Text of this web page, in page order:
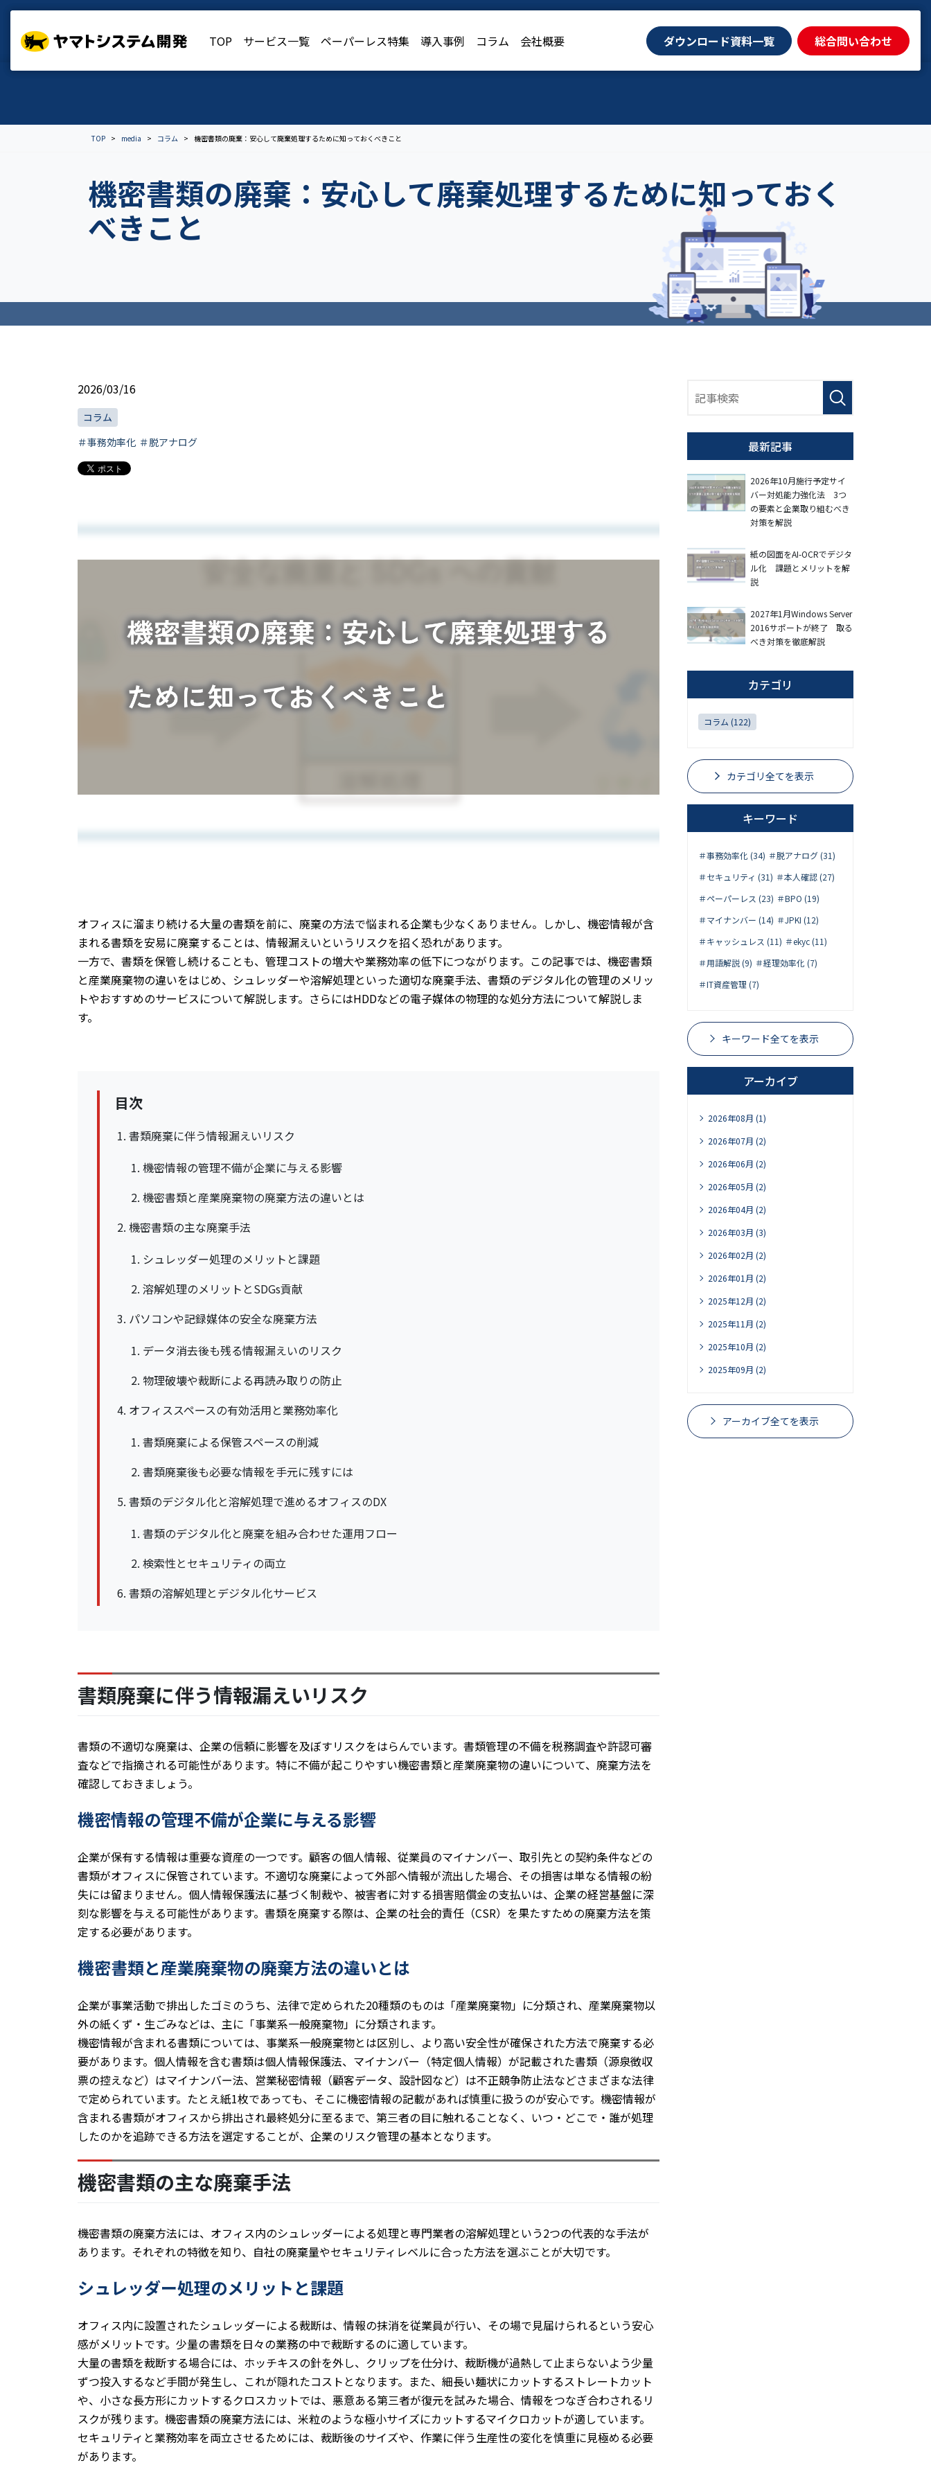
TOP サービス一覧 導入事例 コラム 会社概要 ダウンロード資料一覧 総合問い合わせ
TOP サービス一覧 ペーパーレス特集 導入事例 コラム 会社概要 ダウンロード資料一覧 総合問い合わせ
TOP media コラム 機密書類の廃棄：安心して廃棄処理するために知っておくべきこと
機密書類の廃棄：安心して廃棄処理するために知っておく
べきこと
2026/03/16
コラム
＃事務効率化 ＃脱アナログ
オフィスに溜まり続ける大量の書類を前に、廃棄の方法で悩まれる企業も少なくありません。しかし、機密情報が含
まれる書類を安易に廃棄することは、情報漏えいというリスクを招く恐れがあります。
一方で、書類を保管し続けることも、管理コストの増大や業務効率の低下につながります。この記事では、機密書類
と産業廃棄物の違いをはじめ、シュレッダーや溶解処理といった適切な廃棄手法、書類のデジタル化の管理のメリッ
トやおすすめのサービスについて解説します。さらにはHDDなどの電子媒体の物理的な処分方法について解説しま
す。
目次
書類廃棄に伴う情報漏えいリスク
機密情報の管理不備が企業に与える影響
機密書類と産業廃棄物の廃棄方法の違いとは
機密書類の主な廃棄手法
シュレッダー処理のメリットと課題
溶解処理のメリットとSDGs貢献
パソコンや記録媒体の安全な廃棄方法
データ消去後も残る情報漏えいのリスク
物理破壊や裁断による再読み取りの防止
オフィススペースの有効活用と業務効率化
書類廃棄による保管スペースの削減
書類廃棄後も必要な情報を手元に残すには
書類のデジタル化と溶解処理で進めるオフィスのDX
書類のデジタル化と廃棄を組み合わせた運用フロー
検索性とセキュリティの両立
書類の溶解処理とデジタル化サービス
書類廃棄に伴う情報漏えいリスク
書類の不適切な廃棄は、企業の信頼に影響を及ぼすリスクをはらんでいます。書類管理の不備を税務調査や許認可審
査などで指摘される可能性があります。特に不備が起こりやすい機密書類と産業廃棄物の違いについて、廃棄方法を
確認しておきましょう。
機密情報の管理不備が企業に与える影響
企業が保有する情報は重要な資産の一つです。顧客の個人情報、従業員のマイナンバー、取引先との契約条件などの
書類がオフィスに保管されています。不適切な廃棄によって外部へ情報が流出した場合、その損害は単なる情報の紛
失には留まりません。個人情報保護法に基づく制裁や、被害者に対する損害賠償金の支払いは、企業の経営基盤に深
刻な影響を与える可能性があります。書類を廃棄する際は、企業の社会的責任（CSR）を果たすための廃棄方法を策
定する必要があります。
機密書類と産業廃棄物の廃棄方法の違いとは
企業が事業活動で排出したゴミのうち、法律で定められた20種類のものは「産業廃棄物」に分類され、産業廃棄物以
外の紙くず・生ごみなどは、主に「事業系一般廃棄物」に分類されます。
機密情報が含まれる書類については、事業系一般廃棄物とは区別し、より高い安全性が確保された方法で廃棄する必
要があります。個人情報を含む書類は個人情報保護法、マイナンバー（特定個人情報）が記載された書類（源泉徴収
票の控えなど）はマイナンバー法、営業秘密情報（顧客データ、設計図など）は不正競争防止法などさまざまな法律
で定められています。たとえ紙1枚であっても、そこに機密情報の記載があれば慎重に扱うのが安心です。機密情報が
含まれる書類がオフィスから排出され最終処分に至るまで、第三者の目に触れることなく、いつ・どこで・誰が処理
したのかを追跡できる方法を選定することが、企業のリスク管理の基本となります。
機密書類の主な廃棄手法
機密書類の廃棄方法には、オフィス内のシュレッダーによる処理と専門業者の溶解処理という2つの代表的な手法が
あります。それぞれの特徴を知り、自社の廃棄量やセキュリティレベルに合った方法を選ぶことが大切です。
シュレッダー処理のメリットと課題
オフィス内に設置されたシュレッダーによる裁断は、情報の抹消を従業員が行い、その場で見届けられるという安心
感がメリットです。少量の書類を日々の業務の中で裁断するのに適しています。
大量の書類を裁断する場合には、ホッチキスの針を外し、クリップを仕分け、裁断機が過熱して止まらないよう少量
ずつ投入するなど手間が発生し、これが隠れたコストとなります。また、細長い麺状にカットするストレートカット
や、小さな長方形にカットするクロスカットでは、悪意ある第三者が復元を試みた場合、情報をつなぎ合わされるリ
スクが残ります。機密書類の廃棄方法には、米粒のような極小サイズにカットするマイクロカットが適しています。
セキュリティと業務効率を両立させるためには、裁断後のサイズや、作業に伴う生産性の変化を慎重に見極める必要
があります。
最新記事
2026年10月施行予定サイ
バー対処能力強化法 3つ
の要素と企業取り組むべき
対策を解説
紙の図面をAI-OCRでデジタ
ル化 課題とメリットを解
説
2027年1月Windows Server
2016サポートが終了 取る
べき対策を徹底解説
カテゴリ
コラム (122)
カテゴリ全てを表示
キーワード
＃事務効率化 (34) ＃脱アナログ (31)
＃セキュリティ (31) ＃本人確認 (27)
＃ペーパーレス (23) ＃BPO (19)
＃マイナンバー (14) ＃JPKI (12)
＃キャッシュレス (11) ＃ekyc (11)
＃用語解説 (9) ＃経理効率化 (7)
＃IT資産管理 (7)
キーワード全てを表示
アーカイブ
2026年08月 (1)
2026年07月 (2)
2026年06月 (2)
2026年05月 (2)
2026年04月 (2)
2026年03月 (3)
2026年02月 (2)
2026年01月 (2)
2025年12月 (2)
2025年11月 (2)
2025年10月 (2)
2025年09月 (2)
アーカイブ全てを表示